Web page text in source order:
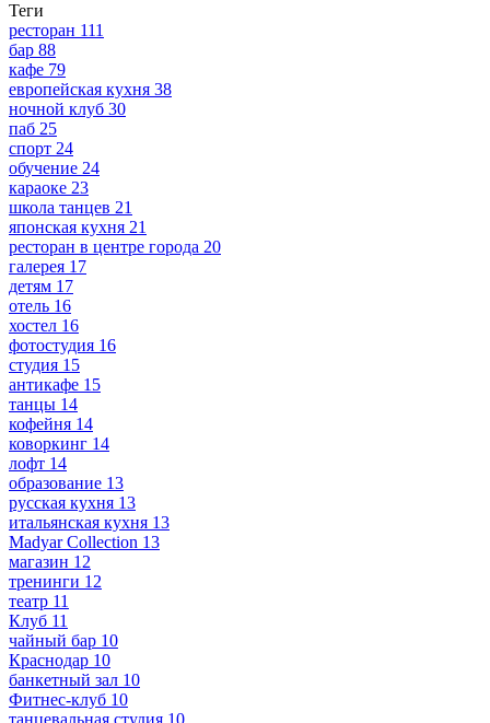
Теги
ресторан 111
бар 88
кафе 79
европейская кухня 38
ночной клуб 30
паб 25
спорт 24
обучение 24
караоке 23
школа танцев 21
японская кухня 21
ресторан в центре города 20
галерея 17
детям 17
отель 16
хостел 16
фотостудия 16
студия 15
антикафе 15
танцы 14
кофейня 14
коворкинг 14
лофт 14
образование 13
русская кухня 13
итальянская кухня 13
Madyar Collection 13
магазин 12
тренинги 12
театр 11
Клуб 11
чайный бар 10
Краснодар 10
банкетный зал 10
Фитнес-клуб 10
танцевальная студия 10